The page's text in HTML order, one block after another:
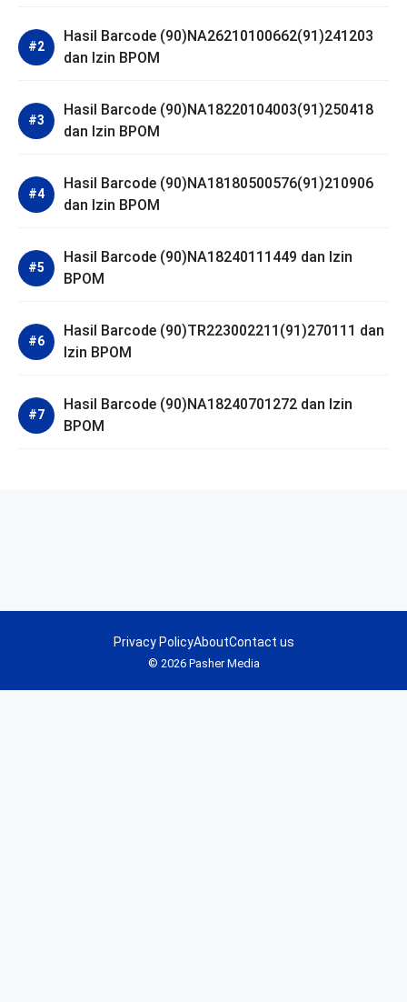
Hasil Barcode (90)NA26210100662(91)241203
dan Izin BPOM
Hasil Barcode (90)NA18220104003(91)250418
dan Izin BPOM
Hasil Barcode (90)NA18180500576(91)210906
dan Izin BPOM
Hasil Barcode (90)NA18240111449 dan Izin
BPOM
Hasil Barcode (90)TR223002211(91)270111 dan
Izin BPOM
Hasil Barcode (90)NA18240701272 dan Izin
BPOM
© 2026 Pasher Media
Privacy PolicyAboutContact us